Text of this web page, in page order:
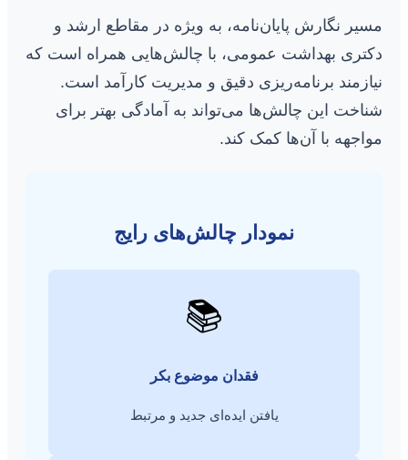
مسیر نگارش پایان‌نامه، به ویژه در مقاطع ارشد و
دکتری بهداشت عمومی، با چالش‌هایی همراه است که
نیازمند برنامه‌ریزی دقیق و مدیریت کارآمد است.
شناخت این چالش‌ها می‌تواند به آمادگی بهتر برای
مواجهه با آن‌ها کمک کند.
نمودار چالش‌های رایج
📚
فقدان موضوع بکر
یافتن ایده‌ای جدید و مرتبط